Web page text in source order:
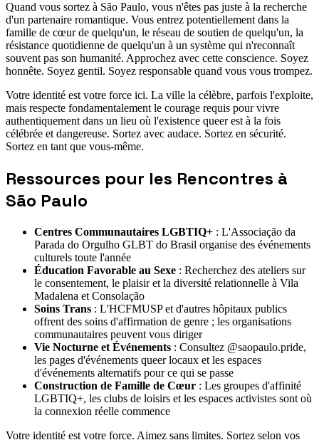
Quand vous sortez à São Paulo, vous n'êtes pas juste à la recherche
d'un partenaire romantique. Vous entrez potentiellement dans la
famille de cœur de quelqu'un, le réseau de soutien de quelqu'un, la
résistance quotidienne de quelqu'un à un système qui n'reconnaît
souvent pas son humanité. Approchez avec cette conscience. Soyez
honnête. Soyez gentil. Soyez responsable quand vous vous trompez.
Votre identité est votre force ici. La ville la célèbre, parfois l'exploite,
mais respecte fondamentalement le courage requis pour vivre
authentiquement dans un lieu où l'existence queer est à la fois
célébrée et dangereuse. Sortez avec audace. Sortez en sécurité.
Sortez en tant que vous-même.
Ressources pour les Rencontres à
São Paulo
Centres Communautaires LGBTIQ+ : L'Associação da
Parada do Orgulho GLBT do Brasil organise des événements
culturels toute l'année
Éducation Favorable au Sexe : Recherchez des ateliers sur
le consentement, le plaisir et la diversité relationnelle à Vila
Madalena et Consolação
Soins Trans : L'HCFMUSP et d'autres hôpitaux publics
offrent des soins d'affirmation de genre ; les organisations
communautaires peuvent vous diriger
Vie Nocturne et Événements : Consultez @saopaulo.pride,
les pages d'événements queer locaux et les espaces
d'événements alternatifs pour ce qui se passe
Construction de Famille de Cœur : Les groupes d'affinité
LGBTIQ+, les clubs de loisirs et les espaces activistes sont où
la connexion réelle commence
Votre identité est votre force. Aimez sans limites. Sortez selon vos